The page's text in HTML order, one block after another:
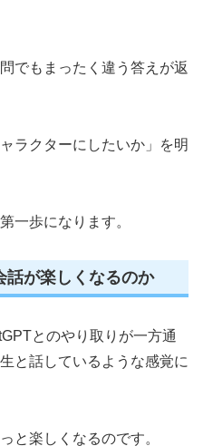
でもまったく違う答えが返
ラクターにしたいか」を明
一歩になります。
話が楽しくなるのか
とのやり取りが一方通
と話しているような感覚に
と楽しくなるのです。